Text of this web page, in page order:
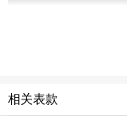
相关表款